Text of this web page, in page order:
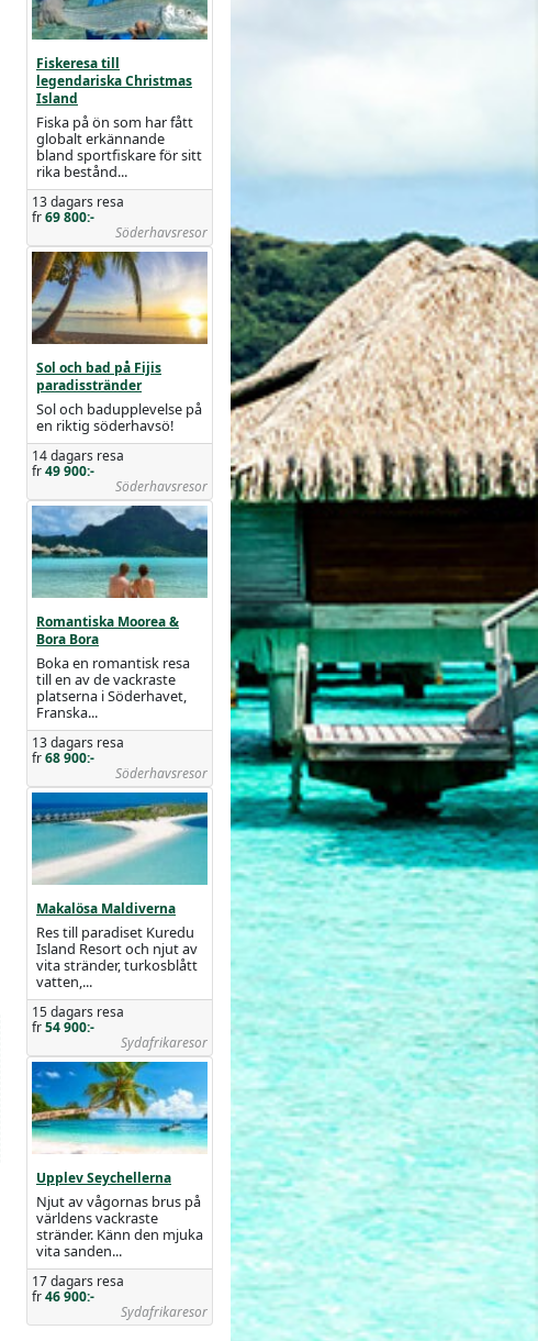
Fiskeresa till
legendariska Christmas
Island
Fiska på ön som har fått
globalt erkännande
bland sportfiskare för sitt
rika bestånd...
13 dagars resa
fr69 800:-
Söderhavsresor
Sol och bad på Fijis
paradisstränder
Sol och badupplevelse på
en riktig söderhavsö!
14 dagars resa
fr49 900:-
Söderhavsresor
Romantiska Moorea &
Bora Bora
Boka en romantisk resa
till en av de vackraste
platserna i Söderhavet,
Franska...
13 dagars resa
fr68 900:-
Söderhavsresor
Makalösa Maldiverna
Res till paradiset Kuredu
Island Resort och njut av
vita stränder, turkosblått
vatten,...
15 dagars resa
fr54 900:-
Sydafrikaresor
Upplev Seychellerna
Njut av vågornas brus på
världens vackraste
stränder. Känn den mjuka
vita sanden...
17 dagars resa
fr46 900:-
Sydafrikaresor